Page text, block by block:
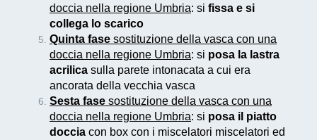
doccia nella regione Umbria: si fissa e si
collega lo scarico
Quinta fase sostituzione della vasca con una
doccia nella regione Umbria: si posa la lastra
acrilica sulla parete intonacata a cui era
ancorata della vecchia vasca
Sesta fase sostituzione della vasca con una
doccia nella regione Umbria: si posa il piatto
doccia con box con i miscelatori miscelatori ed